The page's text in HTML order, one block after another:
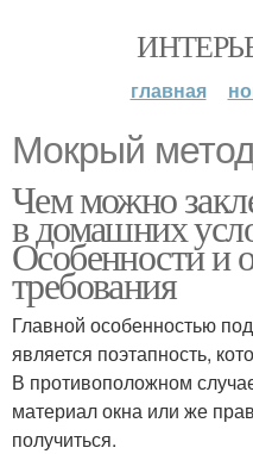
главная
Мокрый
Чем можно
в домашних
Особенности и
требования
Главной особенностью
является поэтапность,
В противоположном
материал окна или же
получиться.